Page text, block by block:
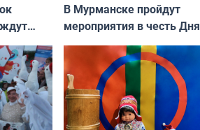
В Мурманске пройдут
мероприятия в честь Дня
физкультурника